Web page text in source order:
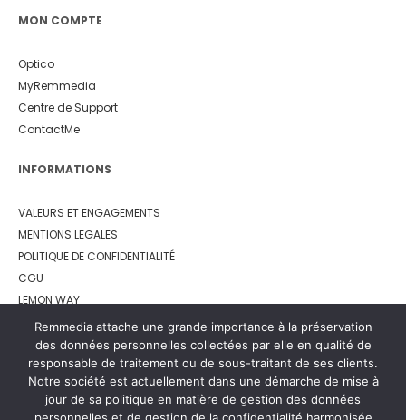
MON COMPTE
Optico
MyRemmedia
Centre de Support
ContactMe
INFORMATIONS
VALEURS ET ENGAGEMENTS
MENTIONS LEGALES
POLITIQUE DE CONFIDENTIALITÉ
CGU
LEMON WAY
Remmedia attache une grande importance à la préservation
des données personnelles collectées par elle en qualité de
responsable de traitement ou de sous-traitant de ses clients.
Notre société est actuellement dans une démarche de mise à
jour de sa politique en matière de gestion des données